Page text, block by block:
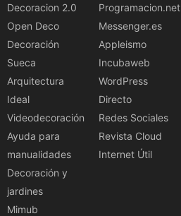
Decoracion 2.0
Open Deco
Decoración
Sueca
Arquitectura
Ideal
Videodecoración
Ayuda para
manualidades
Decoración y
jardines
Mimub
Programacion.net
Messenger.es
Appleismo
Incubaweb
WordPress
Directo
Redes Sociales
Revista Cloud
Internet Útil